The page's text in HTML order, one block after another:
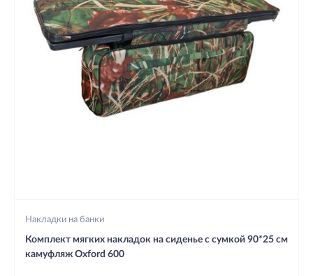
Накладки на банки
Комплект мягких накладок на сиденье с сумкой 90*25 см
камуфляж Oxford 600